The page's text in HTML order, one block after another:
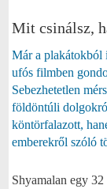
Mit csinálsz,
Már a plakátokból
ufós filmben
Sebezhetetlen
földöntúli
köntörfalazott,
emberekről szóló
Shyamalan egy